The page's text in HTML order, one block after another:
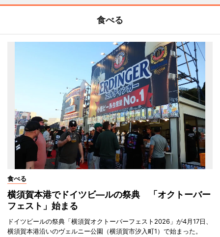
食べる
食べる
横須賀本港でドイツビ―ルの祭典 「オクトーバー
フェスト」始まる
ドイツビールの祭典「横須賀オクトーバーフェスト2026」が4月17日、
横須賀本港沿いのヴェルニー公園（横須賀市汐入町1）で始まった。